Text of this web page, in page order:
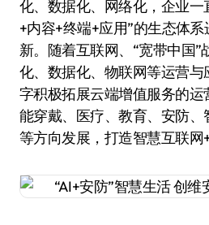
化、数据化、网络化，企业一
+内容+终端+应用”的生态体
新。随着互联网、“宽带中国
化、数据化、物联网等运营
字积极拓展云端增值服务的
能穿戴、医疗、教育、安防
等方向发展，打造智慧互联网+